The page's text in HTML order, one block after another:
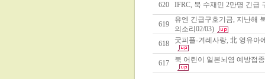
620 IFRC, 북 수재민 2만명 긴급
619
유엔 긴급구호기금, 지난해
의소리02/03)
618
굿피플-겨레사랑, 北 영유아
617 북 어린이 일본뇌염 예방접